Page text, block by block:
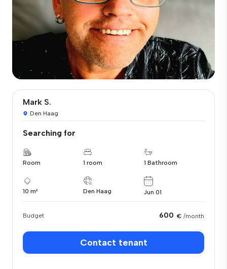
Mark S.
Den Haag
Searching for
Room 1 room 1 Bathroom
10 m² Den Haag Jun 01
Budget 600 € /month
Contact tenant